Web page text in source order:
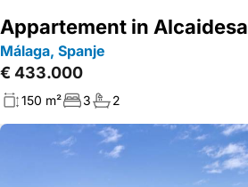
Appartement in Alcaidesa
Málaga, Spanje
€ 433.000
150 m² 3 2